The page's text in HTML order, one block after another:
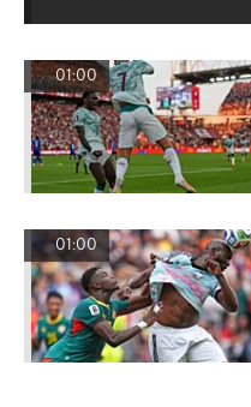
01:00
01:00